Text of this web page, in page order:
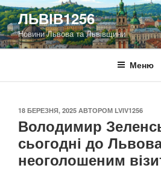
Перейти
до
вмісту
ЛЬВІВ1256
Новини Львова та Львівщини
Меню
ОПУБЛІКОВАНО
18 БЕРЕЗНЯ, 2025 АВТОРОМ LVIV1256
Володимир
сьогодні до
неоголошеним